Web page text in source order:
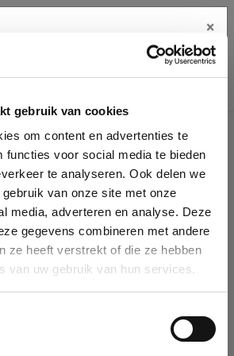
gebruik van cookies
om content en advertenties te
functies voor social media te bieden
te analyseren. Ook delen we
van onze site met onze
media, adverteren en analyse. Deze
gegevens combineren met andere
ze heeft verstrekt of die ze hebben
van uw gebruik van hun services.
company details
in our database by name, VAT or
is selected it will auto-complete the
company in our database, you can create
×